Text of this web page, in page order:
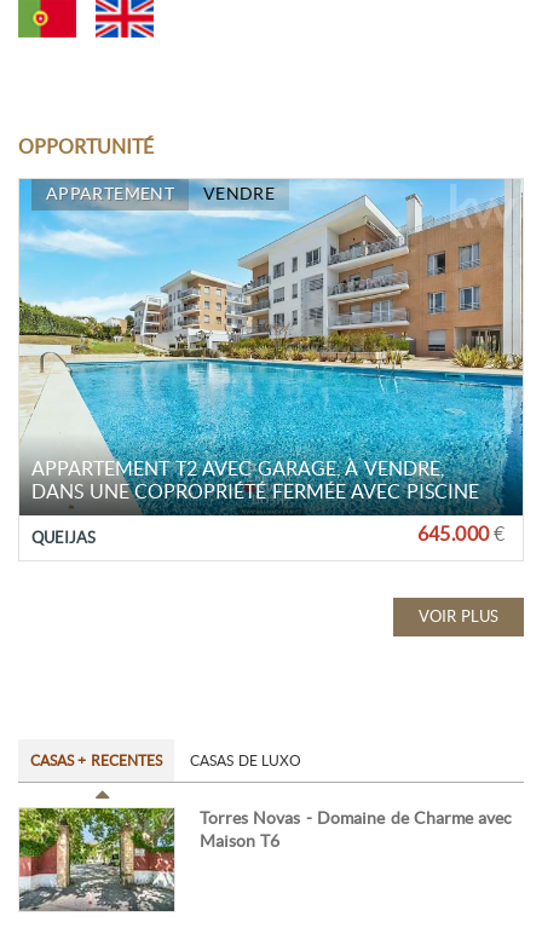
OPPORTUNITÉ
APPARTEMENT VENDRE
APPARTEMENT T2 AVEC GARAGE, À VENDRE,
DANS UNE COPROPRIÉTÉ FERMÉE AVEC PISCINE
QUEIJAS 645.000€
VOIR PLUS
CASAS + RECENTES CASAS DE LUXO
Torres Novas - Domaine de Charme avec
Maison T6